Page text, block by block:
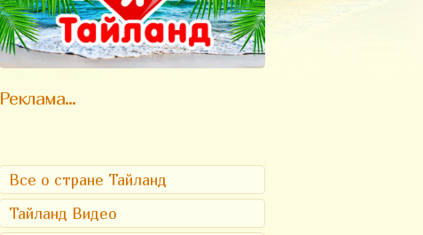
Реклама...
Все о стране Тайланд
Тайланд Видео